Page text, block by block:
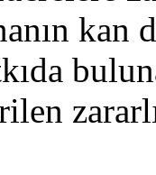
kan